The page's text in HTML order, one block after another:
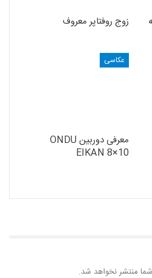
زوج روفتاپر معروف
عکاسی
معرفی دوربین ONDU
EIKAN 8×10
منتشر نخواهد شد.